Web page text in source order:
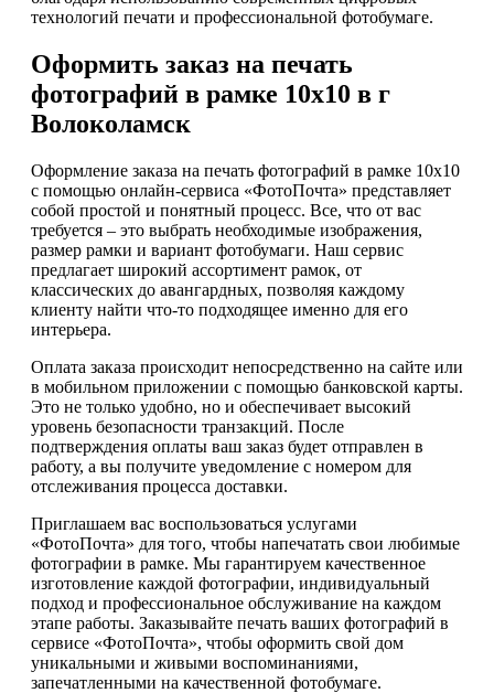
технологий печати и профессиональной фотобумаге.
Оформить заказ на печать
фотографий в рамке 10х10 в г
Волоколамск
Оформление заказа на печать фотографий в рамке 10х10
с помощью онлайн-сервиса «ФотоПочта» представляет
собой простой и понятный процесс. Все, что от вас
требуется – это выбрать необходимые изображения,
размер рамки и вариант фотобумаги. Наш сервис
предлагает широкий ассортимент рамок, от
классических до авангардных, позволяя каждому
клиенту найти что-то подходящее именно для его
интерьера.
Оплата заказа происходит непосредственно на сайте или
в мобильном приложении с помощью банковской карты.
Это не только удобно, но и обеспечивает высокий
уровень безопасности транзакций. После
подтверждения оплаты ваш заказ будет отправлен в
работу, а вы получите уведомление с номером для
отслеживания процесса доставки.
Приглашаем вас воспользоваться услугами
«ФотоПочта» для того, чтобы напечатать свои любимые
фотографии в рамке. Мы гарантируем качественное
изготовление каждой фотографии, индивидуальный
подход и профессиональное обслуживание на каждом
этапе работы. Заказывайте печать ваших фотографий в
сервисе «ФотоПочта», чтобы оформить свой дом
уникальными и живыми воспоминаниями,
запечатленными на качественной фотобумаге.